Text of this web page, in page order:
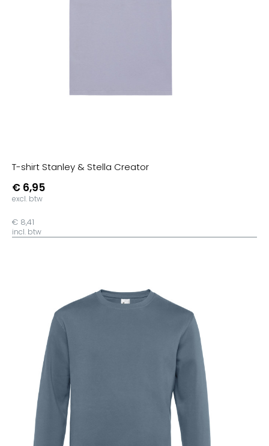
T-shirt Stanley & Stella Creator
€ 6,95
excl. btw
€ 8,41
incl. btw